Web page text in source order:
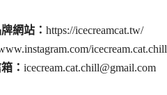
網站：https://icecreamcat.tw/
icecream.cat.chill
：icecream.cat.chill@gmail.com